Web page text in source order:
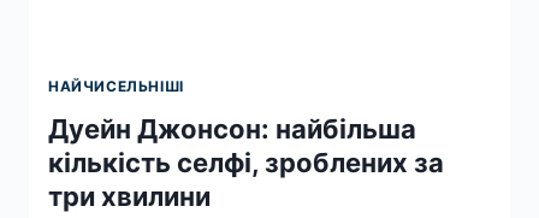
НАЙЧИСЕЛЬНІШІ
Дуейн Джонсон: найбільша
кількість селфі, зроблених за
три хвилини